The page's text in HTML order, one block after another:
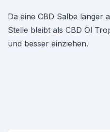
Da eine CBD Salbe länger
Stelle bleibt als CBD Öl
und besser einziehen.